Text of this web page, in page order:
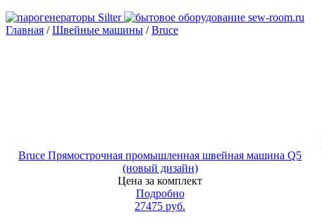
Главная /Швейные машины /Bruce
Bruce Прямострочная промышленная швейная машина Q5
(новый дизайн)
Цена за комплект
Подробно
27475 руб.